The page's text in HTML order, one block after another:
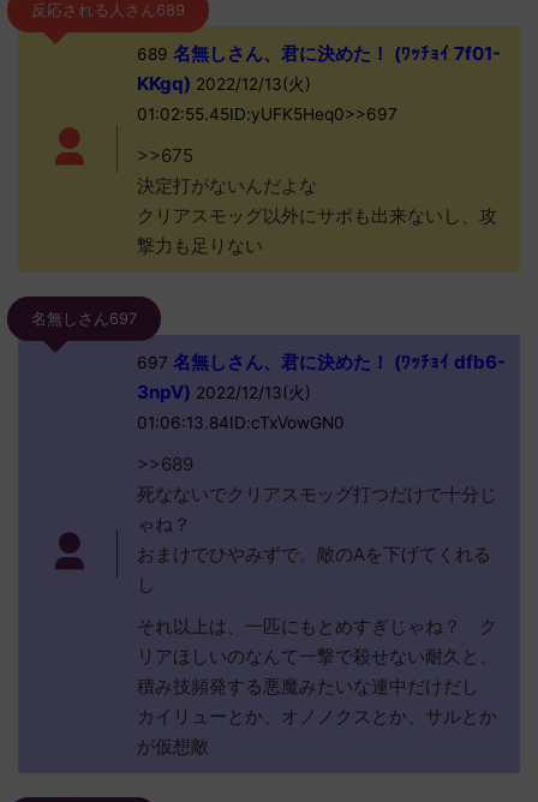
反応される人さん689
689 名無しさん、君に決めた！ (ﾜｯﾁｮｲ 7f01-
KKgq) 2022/12/13(火)
01:02:55.45ID:yUFK5Heq0>>697
>>675
決定打がないんだよな
クリアスモッグ以外にサポも出来ないし、攻
撃力も足りない
名無しさん697
697 名無しさん、君に決めた！ (ﾜｯﾁｮｲ dfb6-
3npV) 2022/12/13(火)
01:06:13.84ID:cTxVowGN0
>>689
死なないでクリアスモッグ打つだけで十分じ
ゃね？
おまけでひやみずで、敵のAを下げてくれる
し
それ以上は、一匹にもとめすぎじゃね？ ク
リアほしいのなんて一撃で殺せない耐久と、
積み技頻発する悪魔みたいな連中だけだし
カイリューとか、オノノクスとか、サルとか
が仮想敵